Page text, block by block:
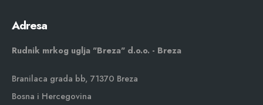
Adresa
Rudnik mrkog uglja "Breza" d.o.o. - Breza
Branilaca grada bb, 71370 Breza
Bosna i Hercegovina